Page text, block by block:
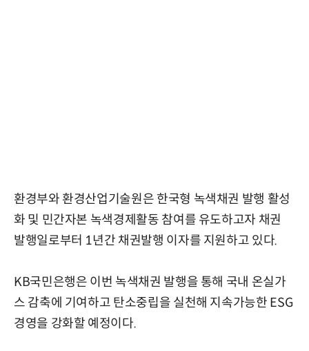
환경부와 환경산업기술원은 한국형 녹색채권 발행 활성
화 및 민간자본 녹색경제활동 참여를 유도하고자 채권
발행일로부터 1년간 채권발행 이자를 지원하고 있다.
KB국민은행은 이번 녹색채권 발행을 통해 국내 온실가
스 감축에 기여하고 탄소중립을 실천해 지속가능한 ESG
경영을 강화할 예정이다.